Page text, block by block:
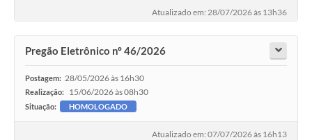
Atualizado em: 28/07/2026 às 13h36
Pregão Eletrônico nº 46/2026
Postagem: 28/05/2026 às 16h30
Realização: 15/06/2026 às 08h30
Situação: HOMOLOGADO
Atualizado em: 07/07/2026 às 16h13